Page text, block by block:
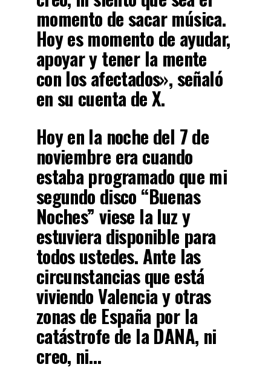
momento de sacar música.
Hoy es momento de ayudar,
apoyar y tener la mente
con los afectados», señaló
en su cuenta de X.
Hoy en la noche del 7 de
noviembre era cuando
estaba programado que mi
segundo disco “Buenas
Noches” viese la luz y
estuviera disponible para
todos ustedes. Ante las
circunstancias que está
viviendo Valencia y otras
zonas de España por la
catástrofe de la DANA, ni
creo, ni…